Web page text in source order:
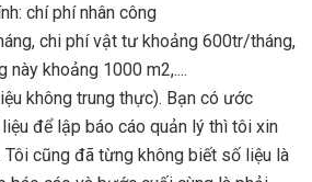
chí phí nhân công
chi phí vật tư khoảng 600tr/tháng,
này khoảng 1000 m2,....
không trung thực). Bạn có ước
để lập báo cáo quản lý thì tôi xin
Tôi cũng đã từng không biết số liệu là